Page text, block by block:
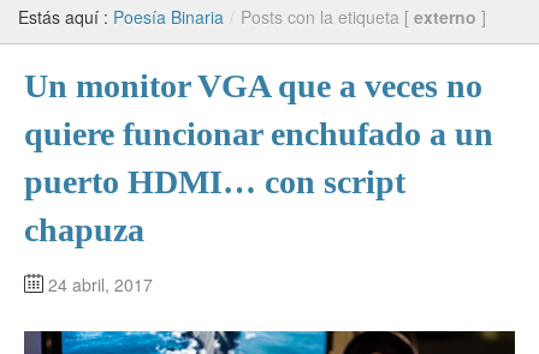
Estás aquí : Poesía Binaria / Posts con la etiqueta [ externo ]
Un monitor VGA que a veces no
quiere funcionar enchufado a un
puerto HDMI… con script
chapuza
24 abril, 2017